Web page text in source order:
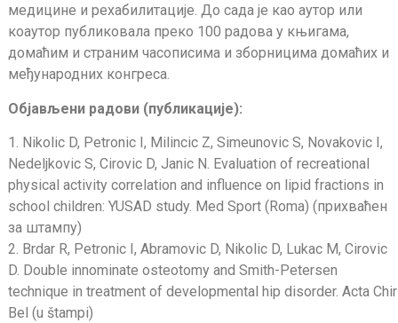
медицине и рехабилитације. До сада је као аутор или
коаутор публиковала преко 100 радова у књигама,
домаћим и страним часописима и зборницима домаћих и
међународних конгреса.
Објављени радови (публикације):
1. Nikolic D, Petronic I, Milincic Z, Simeunovic S, Novakovic I,
Nedeljkovic S, Cirovic D, Janic N. Evaluation of recreational
physical activity correlation and influence on lipid fractions in
school children: YUSAD study. Med Sport (Roma) (прихваћен
за штампу)
2. Brdar R, Petronic I, Abramovic D, Nikolic D, Lukac M, Cirovic
D. Double innominate osteotomy and Smith-Petersen
technique in treatment of developmental hip disorder. Acta Chir
Bel (u štampi)